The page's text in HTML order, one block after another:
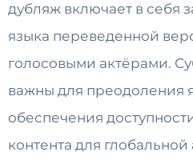
дубляж включает в себя
языка переведенной
голосовыми актёрами.
важны для преодоления
обеспечения
контента для